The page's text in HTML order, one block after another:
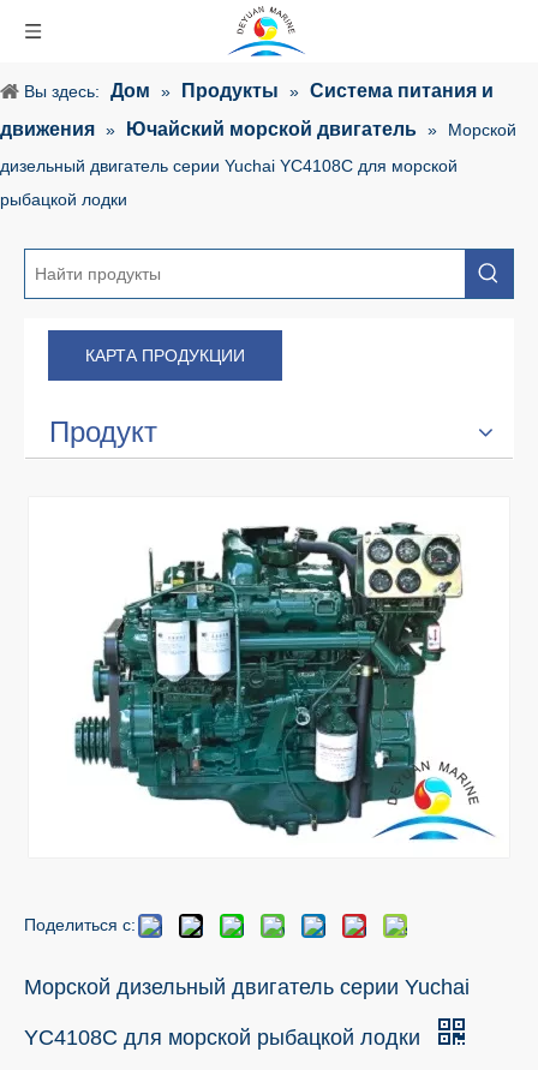
Вы здесь: Дом » Продукты » Система питания и
движения » Ючайский морской двигатель »
Морской
дизельный двигатель серии Yuchai YC4108C для морской
рыбацкой лодки
КАРТА ПРОДУКЦИИ
Продукт
Поделиться с:
Морской дизельный двигатель серии Yuchai
YC4108C для морской рыбацкой лодки